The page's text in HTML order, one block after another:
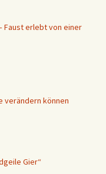
Faust erlebt von einer
verändern können
Gier“